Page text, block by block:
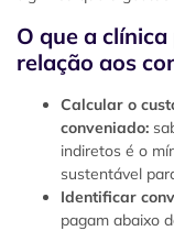
O que a
relação aos
Calcular o
conveniado:
indiretos é o
sustentável
Identificar
pagam abaixo